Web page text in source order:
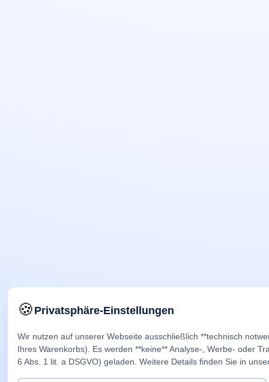
🍪Privatsphäre-Einstellungen
Wir nutzen auf unserer Webseite ausschließlich **technisch
Ihres Warenkorbs). Es werden **keine** Analyse-, Werbe- oder
6 Abs. 1 lit. a DSGVO) geladen. Weitere Details finden Sie in